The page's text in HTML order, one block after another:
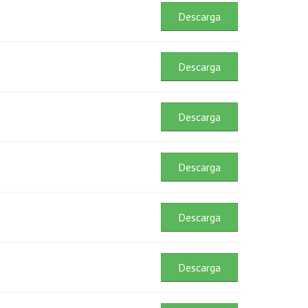
Descarga
Descarga
Descarga
Descarga
Descarga
Descarga